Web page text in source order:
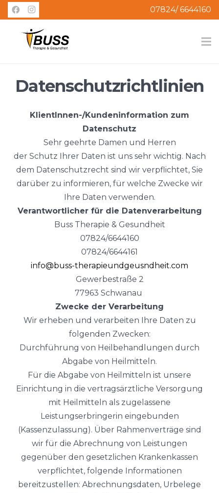
07824/ 6644160
Datenschutzrichtlinien
KlientInnen-/Kundeninformation zum
Datenschutz
Sehr geehrte Damen und Herren
der Schutz Ihrer Daten ist uns sehr wichtig. Nach
dem Datenschutzrecht sind wir verpflichtet, Sie
darüber zu informieren, für welche Zwecke wir
Ihre Daten verwenden.
Verantwortlicher für die Datenverarbeitung
Buss Therapie & Gesundheit
07824/6644160
07824/6644161
info@buss-therapieundgeusndheit.com
Gewerbestraße 2
77963 Schwanau
Zwecke der Verarbeitung
Wir erheben und verarbeiten Ihre Daten zu
folgenden Zwecken:
Durchführung von Heilbehandlungen durch
Abgabe von Heilmitteln.
Für die Abgabe von Heilmitteln ist unsere
Einrichtung in die vertragsärztliche Versorgung
mit Heilmitteln als zugelassene
Leistungserbringerin eingebunden
(Kassenzulassung). Über Rahmenverträge sind
wir für die Abrechnung von Leistungen
gegenüber den gesetzlichen Krankenkassen
verpflichtet, folgende Informationen
bereitzustellen: Abrechnungsdaten, Urbelege